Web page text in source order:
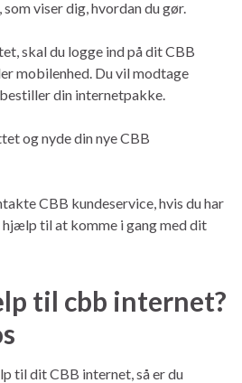
viser dig, hvordan du gør.
skal du logge ind på dit CBB
mobilenhed. Du vil modtage
din internetpakke.
og nyde din nye CBB
CBB kundeservice, hvis du har
til at komme i gang med dit
til cbb internet?
til dit CBB internet, så er du